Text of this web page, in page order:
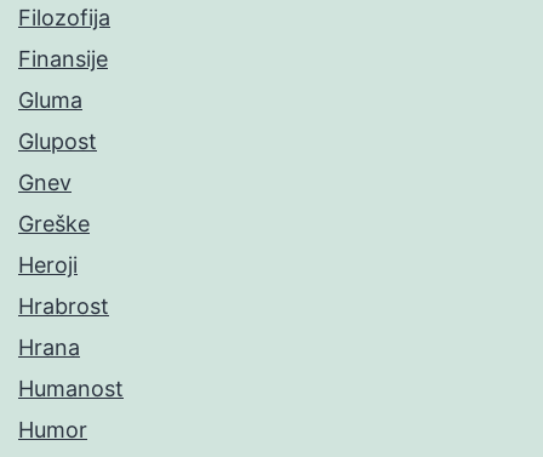
Filozofija
Finansije
Gluma
Glupost
Gnev
Greške
Heroji
Hrabrost
Hrana
Humanost
Humor